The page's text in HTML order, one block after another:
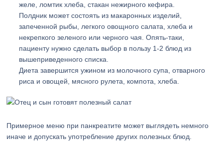
желе, ломтик хлеба, стакан нежирного кефира.
Полдник может состоять из макаронных изделий,
запеченной рыбы, легкого овощного салата, хлеба и
некрепкого зеленого или черного чая. Опять-таки,
пациенту нужно сделать выбор в пользу 1-2 блюд из
вышеприведенного списка.
Диета завершится ужином из молочного супа, отварного
риса и овощей, мясного рулета, компота, хлеба.
Примерное меню при панкреатите может выглядеть немного
иначе и допускать употребление других полезных блюд.